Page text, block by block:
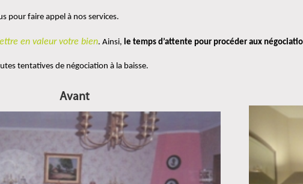
pour faire appel à nos services.
en valeur votre bien. Ainsi, le temps d’attente pour procéder aux
tentatives de négociation à la baisse.
Avant